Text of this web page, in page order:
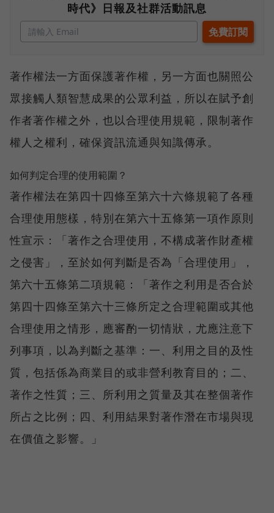
時代》日報及社群活動訊息
著作權法一方面保護著作權，另一方面也關照公
眾接觸人類智慧成果的公眾利益，所以在賦予創
作者著作權之外，也以合理使用規範，限制著作
權人之權利，確保資訊流通與知識傳承。
如何判定合理的使用範圍？
著作權法在第四十四條至第六十六條規範了各種
合理使用態樣，特別在第六十五條第一項作原則
性宣示：「著作之合理使用，不構成著作財產權
之侵害」，至於如何判斷是否為「合理使用」，
第六十五條第二項規範：「著作之利用是否合於
第四十四條至第六十三條所定之合理範圍或其他
合理使用之情形，應審酌一切情狀，尤應注意下
列事項，以為判斷之基準：一、利用之目的及性
質，包括係為商業目的或非營利教育目的；二、
著作之性質；三、所利用之質量及其在整個著作
所占之比例；四、利用結果對著作潛在市場與現
在價值之影響。」